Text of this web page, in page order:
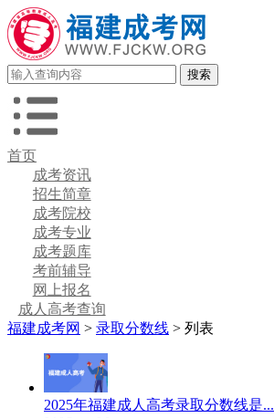
首页
成考资讯
招生简章
成考院校
成考专业
成考题库
考前辅导
网上报名
成人高考查询
福建成考网 > 录取分数线 > 列表
2025年福建成人高考录取分数线是...